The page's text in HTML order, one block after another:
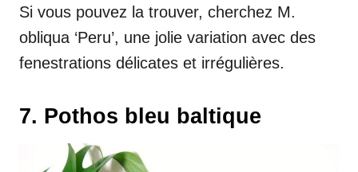
Si vous pouvez la trouver, cherchez M.
obliqua ‘Peru’, une jolie variation avec des
fenestrations délicates et irrégulières.
7. Pothos bleu baltique